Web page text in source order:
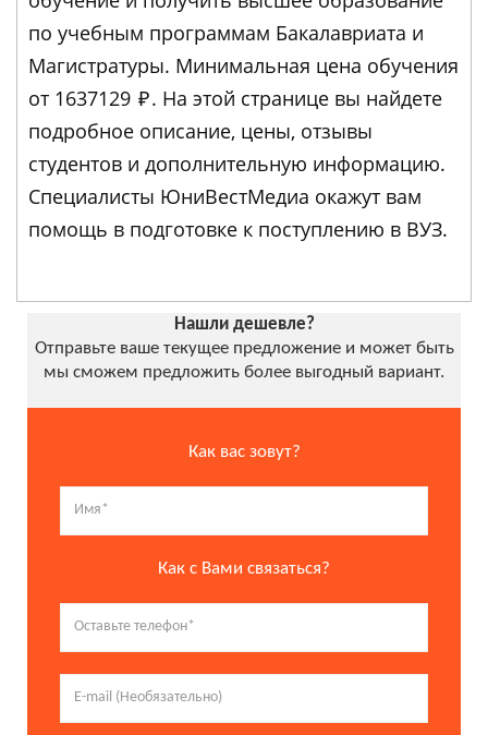
по учебным программам Бакалавриата и
Магистратуры. Минимальная цена обучения
от 1637129 ₽. На этой странице вы найдете
подробное описание, цены, отзывы
студентов и дополнительную информацию.
Специалисты ЮниВестМедиа окажут вам
помощь в подготовке к поступлению в ВУЗ.
Нашли дешевле?
Отправьте ваше текущее предложение и может быть
мы сможем предложить более выгодный вариант.
Как вас зовут?
Как с Вами связаться?